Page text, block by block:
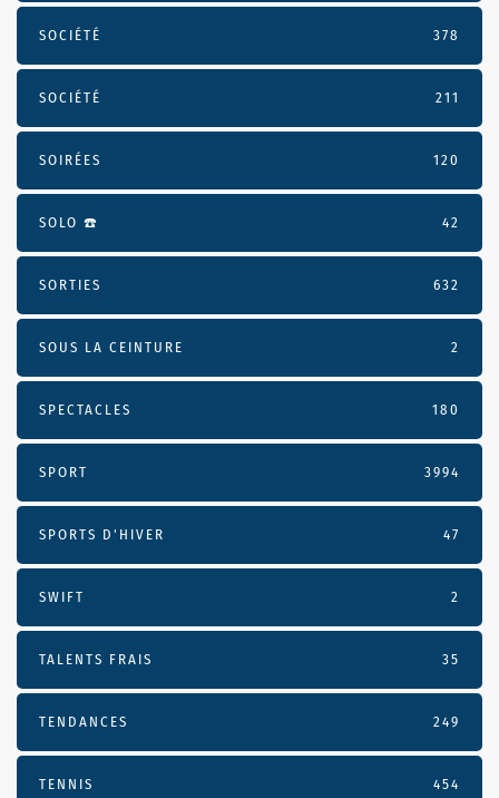
SOCIÉTÉ 378
SOCIÉTÉ 211
SOIRÉES 120
SOLO ☎️ 42
SORTIES 632
SOUS LA CEINTURE 2
SPECTACLES 180
SPORT 3994
SPORTS D'HIVER 47
SWIFT 2
TALENTS FRAIS 35
TENDANCES 249
TENNIS 454